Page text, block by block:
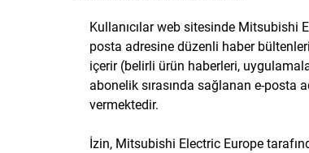
Kullanıcılar web sitesinde Mitsubishi
posta adresine düzenli haber
içerir (belirli ürün haberleri,
abonelik sırasında sağlanan e-posta
vermektedir.
İzin, Mitsubishi Electric Europe